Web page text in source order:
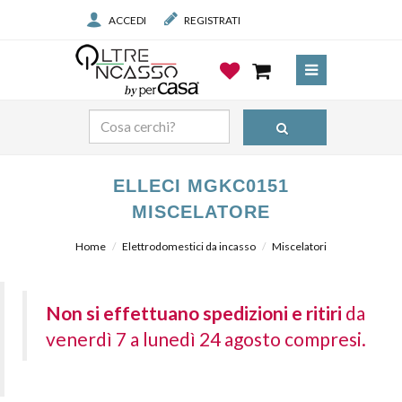
ACCEDI REGISTRATI
ELLECI MGKC0151
MISCELATORE
Home Elettrodomestici da incasso Miscelatori
Non si effettuano spedizioni e ritiri da
venerdì 7 a lunedì 24 agosto compresi.